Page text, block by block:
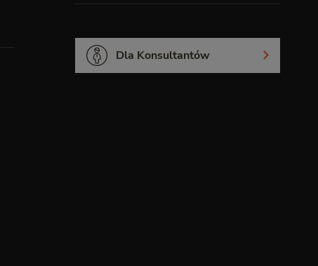
Dla Konsultantów